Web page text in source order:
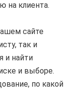
на клиента.
сайте
так и
и найти
и выборе.
по какой